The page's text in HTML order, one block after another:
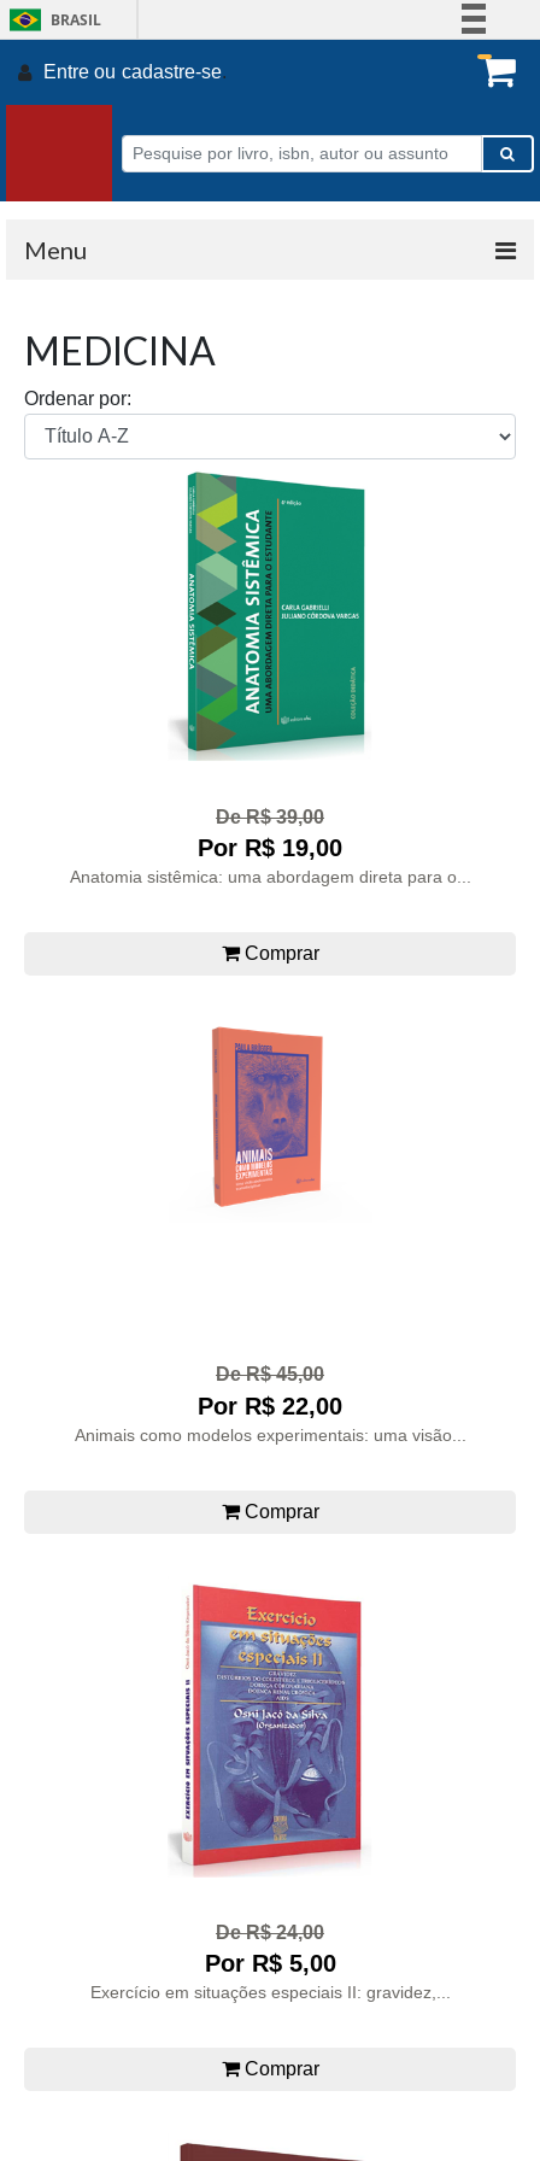
BRASIL
Participe
Acesso à informação
Legislação
Entre ou cadastre-se.
Menu
MEDICINA
Ordenar por:
De R$ 39,00
Por R$ 19,00
Anatomia sistêmica: uma abordagem direta para o...
Comprar
De R$ 45,00
Por R$ 22,00
Animais como modelos experimentais: uma visão...
Comprar
De R$ 24,00
Por R$ 5,00
Exercício em situações especiais II: gravidez,...
Comprar